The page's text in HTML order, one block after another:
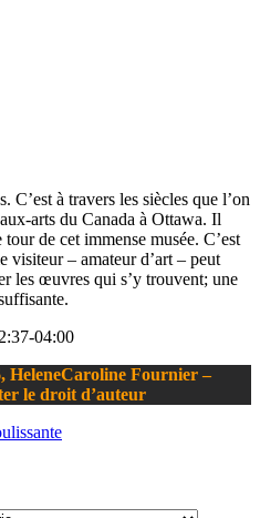
C’est à travers les siècles que l’on
arts du Canada à Ottawa. Il
de cet immense musée. C’est
visiteur – amateur d’art – peut
les œuvres qui s’y trouvent; une
04:00
HeleneCaroline Fournier –
le droit d’auteur